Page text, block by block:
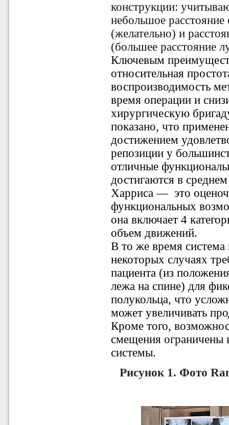
конструкции:
небольшое
(желательно) и
(большее расстояние
Ключевым
относительная
воспроизводимость
время операции и
хирургическую
показано, что
достижением
репозиции у
отличные
достигаются в
Харриса — это
функциональных
она включает 4
объем движений.
В то же время
некоторых случаях
пациента (из
лежа на спине) для
полукольца, что
может увеличивать
Кроме того,
смещения ограничены
системы.
Рисунок 1. Фото